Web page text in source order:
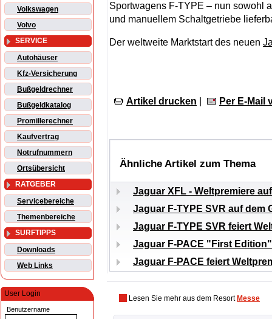
Volkswagen
Volvo
SERVICE
Autohäuser
Kfz-Versicherung
Bußgeldrechner
Bußgeldkatalog
Promillerechner
Kaufvertrag
Notrufnummern
Ortsübersicht
RATGEBER
Servicebereiche
Themenbereiche
SURFTIPPS
Downloads
Web Links
User Login
Benutzername
Sportwagens F-TYPE – nun sowohl
und manuellem Schaltgetriebe
Der weltweite Marktstart des neuen
Artikel drucken Per E-Mail
Ähnliche Artikel zum Thema
Jaguar XFL - Weltpremiere
Jaguar F-TYPE SVR auf dem
Jaguar F-TYPE SVR feiert
Jaguar F-PACE "First
Jaguar F-PACE feiert
Lesen Sie mehr aus dem Resort Messe